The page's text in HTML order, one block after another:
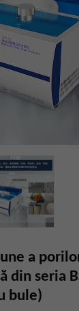
a
din seria
bule)